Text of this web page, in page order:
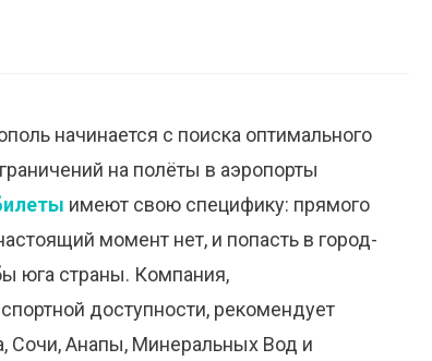
начинается с поиска оптимального
на полёты в аэропорты
имеют свою специфику: прямого
момент нет, и попасть в город-
юга страны. Компания,
доступности, рекомендует
Сочи, Анапы, Минеральных Вод и